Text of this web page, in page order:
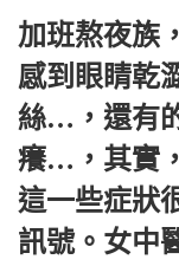
加班熬夜族
感到眼睛乾
絲…，還有
癢…，其實
這一些症狀
訊號。女中